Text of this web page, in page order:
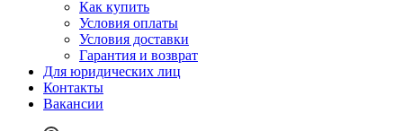
Как купить
Условия оплаты
Условия доставки
Гарантия и возврат
Для юридических лиц
Контакты
Вакансии